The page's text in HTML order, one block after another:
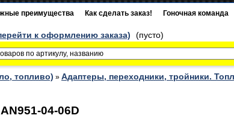
преимущества Как сделать заказ! Гоночная команда
к оформлению заказа) (пусто)
топливо) » Адаптеры, переходники, тройники.
04-06D